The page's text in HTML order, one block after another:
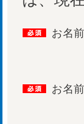
お名前
お名前